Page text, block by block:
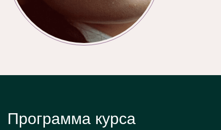
Программа курса